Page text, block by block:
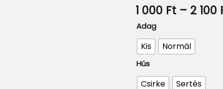
1 000 Ft – 2 100
Adag
Kis Normál
Hús
Csirke Sertés